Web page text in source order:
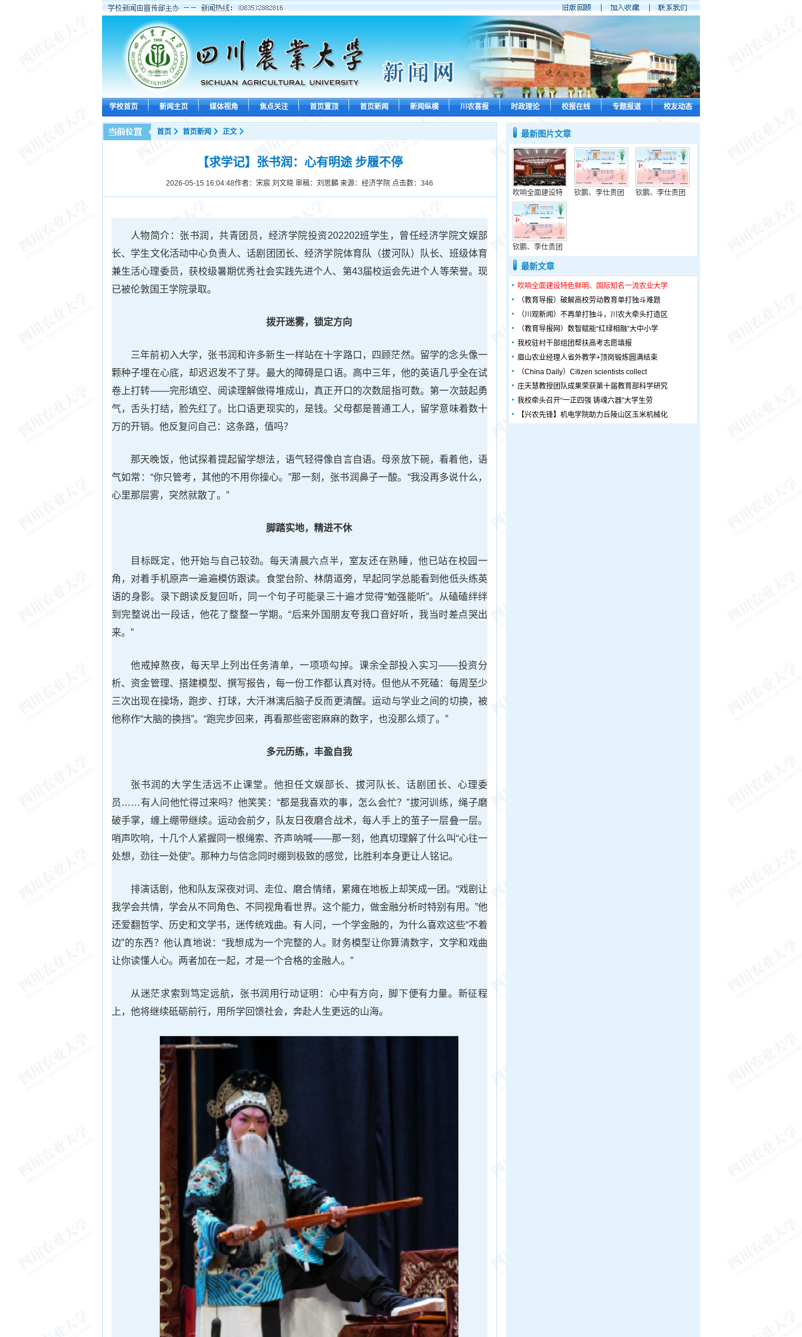
学校首页 新闻主页 媒体视角 焦点关注 首页置顶 首页新闻 新闻纵横 川农喜报 时政理论 校报在线 专题报道 校友动态
首页 首页新闻 正文
【求学记】张书润：心有明途 步履不停
2026-05-15 16:04:48作者：宋宸 刘文晓 审稿：刘思麟 来源：经济学院 点击数： 346
人物简介：张书润，共青团员，经济学院投资202202班学生，曾任经济学院文娱部
长、学生文化活动中心负责人、话剧团团长、经济学院体育队（拔河队）队长、班级体育
兼生活心理委员，获校级暑期优秀社会实践先进个人、第43届校运会先进个人等荣誉。现
已被伦敦国王学院录取。
拨开迷雾，锁定方向
三年前初入大学，张书润和许多新生一样站在十字路口，四顾茫然。留学的念头像一
颗种子埋在心底，却迟迟发不了芽。最大的障碍是口语。高中三年，他的英语几乎全在试
卷上打转——完形填空、阅读理解做得堆成山，真正开口的次数屈指可数。第一次鼓起勇
气，舌头打结，脸先红了。比口语更现实的，是钱。父母都是普通工人，留学意味着数十
万的开销。他反复问自己：这条路，值吗？
那天晚饭，他试探着提起留学想法，语气轻得像自言自语。母亲放下碗，看着他，语
气如常：“你只管考，其他的不用你操心。”那一刻，张书润鼻子一酸。“我没再多说什么，
心里那层雾，突然就散了。”
脚踏实地，精进不休
目标既定，他开始与自己较劲。每天清晨六点半，室友还在熟睡，他已站在校园一
角，对着手机原声一遍遍模仿跟读。食堂台阶、林荫道旁，早起同学总能看到他低头练英
语的身影。录下朗读反复回听，同一个句子可能录三十遍才觉得“勉强能听”。从磕磕绊绊
到完整说出一段话，他花了整整一学期。“后来外国朋友夸我口音好听，我当时差点哭出
来。”
他戒掉熬夜，每天早上列出任务清单，一项项勾掉。课余全部投入实习——投资分
析、资金管理、搭建模型、撰写报告，每一份工作都认真对待。但他从不死磕：每周至少
三次出现在操场，跑步、打球，大汗淋漓后脑子反而更清醒。运动与学业之间的切换，被
他称作“大脑的换挡”。“跑完步回来，再看那些密密麻麻的数字，也没那么烦了。”
多元历练，丰盈自我
张书润的大学生活远不止课堂。他担任文娱部长、拔河队长、话剧团长、心理委
员……有人问他忙得过来吗？他笑笑：“都是我喜欢的事，怎么会忙？”拔河训练，绳子磨
破手掌，缠上绷带继续。运动会前夕，队友日夜磨合战术，每人手上的茧子一层叠一层。
哨声吹响，十几个人紧握同一根绳索、齐声呐喊——那一刻，他真切理解了什么叫“心往一
处想，劲往一处使”。那种力与信念同时绷到极致的感觉，比胜利本身更让人铭记。
排演话剧，他和队友深夜对词、走位、磨合情绪，累瘫在地板上却笑成一团。“戏剧让
我学会共情，学会从不同角色、不同视角看世界。这个能力，做金融分析时特别有用。”他
还爱翻哲学、历史和文学书，迷传统戏曲。有人问，一个学金融的，为什么喜欢这些“不着
边”的东西？他认真地说：“我想成为一个完整的人。财务模型让你算清数字，文学和戏曲
让你读懂人心。两者加在一起，才是一个合格的金融人。”
从迷茫求索到笃定远航，张书润用行动证明：心中有方向，脚下便有力量。新征程
上，他将继续砥砺前行，用所学回馈社会，奔赴人生更远的山海。
最新图片文章
吹响全面建设特 钦鹏、李仕贵团 钦鹏、李仕贵团
钦鹏、李仕贵团
最新文章
吹响全面建设特色鲜明、国际知名一流农业大学
（教育导报）破解高校劳动教育单打独斗难题
（川观新闻）不再单打独斗，川农大牵头打造区
（教育导报网）数智赋能“红绿相融”大中小学
我校驻村干部组团帮扶高考志愿填报
眉山农业经理人省外教学+顶岗锻炼圆满结束
（China Daily）Citizen scientists collect
庄天慧教授团队成果荣获第十届教育部科学研究
我校牵头召开“一正四强 铸魂六器”大学生劳
【兴农先锋】机电学院助力丘陵山区玉米机械化